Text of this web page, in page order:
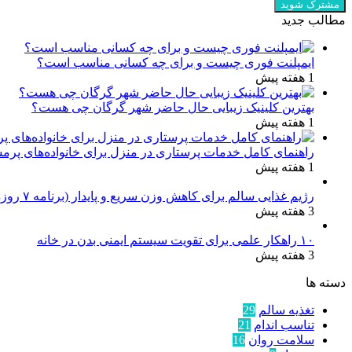
مطالب جدید
ایمپلنت فوری چیست و برای چه کسانی مناسب است؟
1 هفته پیش
بهترین کلینیک زیبایی حال حاضر شهر گرگان چی هست؟
1 هفته پیش
راهنمای کامل خدمات پرستاری در منزل برای خانواده‌های
1 هفته پیش
رژیم غذایی سالم برای کاهش وزن سریع و پایدار (برنامه ۷ روزه کامل)
3 هفته پیش
۱۰ راهکار علمی برای تقویت سیستم ایمنی بدن در خانه
3 هفته پیش
دسته ها
تغذیه سالم 29
تناسب اندام 21
سلامت روان 16